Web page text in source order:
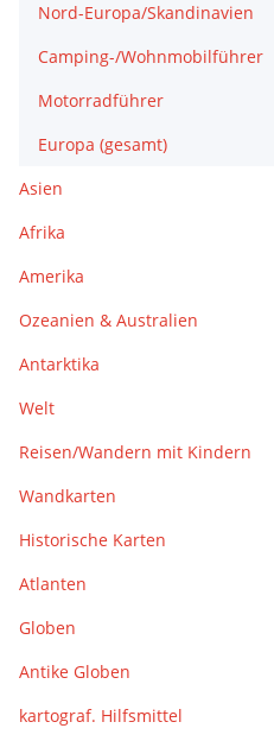
Nord-Europa/Skandinavien
Camping-/Wohnmobilführer
Motorradführer
Europa (gesamt)
Asien
Afrika
Amerika
Ozeanien & Australien
Antarktika
Welt
Reisen/Wandern mit Kindern
Wandkarten
Historische Karten
Atlanten
Globen
Antike Globen
kartograf. Hilfsmittel